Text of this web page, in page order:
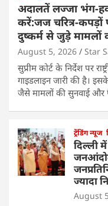
अदालतें लज्जा भंग-
करें:जज चरित्र-कपड़ों
दुष्कर्म से जुड़े मामलों
August 5, 2026 Star
सुप्रीम कोर्ट के निर्देश पर
गाइडलाइन जारी की है।
जैसे मामलों की सुनवाई
ट्रेंडिंग न्यूज
दिल्ली
ज्यादा
August